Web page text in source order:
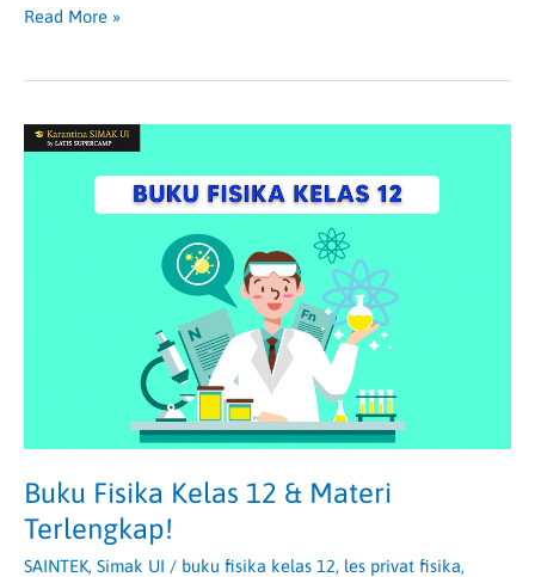
Read More »
Buku Fisika Kelas 12 & Materi
Terlengkap!
SAINTEK, Simak UI / buku fisika kelas 12, les privat fisika,
Buku